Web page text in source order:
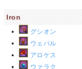
Iron
グシオン
ウェパル
アロケス
ウァラク